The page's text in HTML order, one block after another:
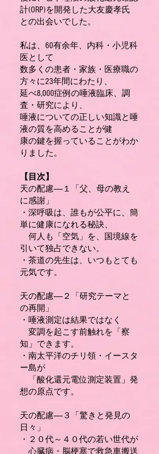
計(ORP)を開発した大友慶孝氏
との出会いでした。
私は、60有余年、内科・小児科
医として
数多くの患者・家族・医療職の
方々に23年間にわたり、
延べ8,000症例の唾液臨床、調
査・研究により、
唾液についての正しい知識と唾
液の質を高めることが健
康の鍵を握っていることがわか
りました。
【目次】
天の配慮――１「父、母の教え
に感謝」
・深呼吸は、誰もが公平に、簡
単に健康になれる秘訣、
何人も「空気」を、国境線を
引いて独占できない。
・茶道の先生は、いつもとても
元気です。
天の配慮――２「研究テーマと
の再開」
・唾液測定は結果ではなく
変調を起こす前触れを「察
知」できます。
・南太平洋のチリ領・イースタ
ー島が
「酸化還元電位測定装置」発
想の原点です。
天の配慮――３「驚きと発見の
日々」
・２０代～４０代の若い世代が
心臓病・脳梗塞で救急車搬送